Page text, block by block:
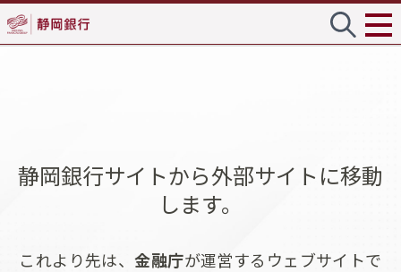
静岡銀行サイトから外部サイトに移動
します。
これより先は、金融庁が運営するウェブサイトで